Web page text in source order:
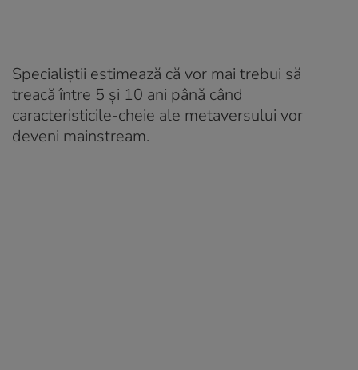
Specialiștii estimează că vor mai trebui să
treacă între 5 și 10 ani până când
caracteristicile-cheie ale metaversului vor
deveni mainstream.